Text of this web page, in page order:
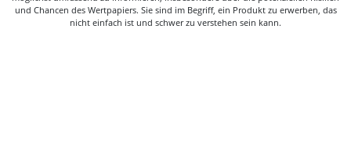
und Chancen des Wertpapiers. Sie sind im Begriff, ein Produkt zu erwerben, das
nicht einfach ist und schwer zu verstehen sein kann.